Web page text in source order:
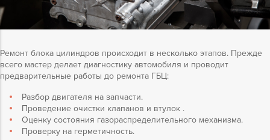
Ремонт блока цилиндров происходит в несколько этапов. Прежде
всего мастер делает диагностику автомобиля и проводит
предварительные работы до ремонта ГБЦ:
Разбор двигателя на запчасти.
Проведение очистки клапанов и втулок .
Оценку состояния газораспределительного механизма.
Проверку на герметичность.